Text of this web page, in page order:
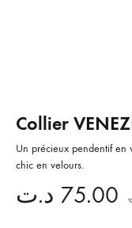
Collier
Un précieux pendentif en
chic en velours.
75.00 د.ت